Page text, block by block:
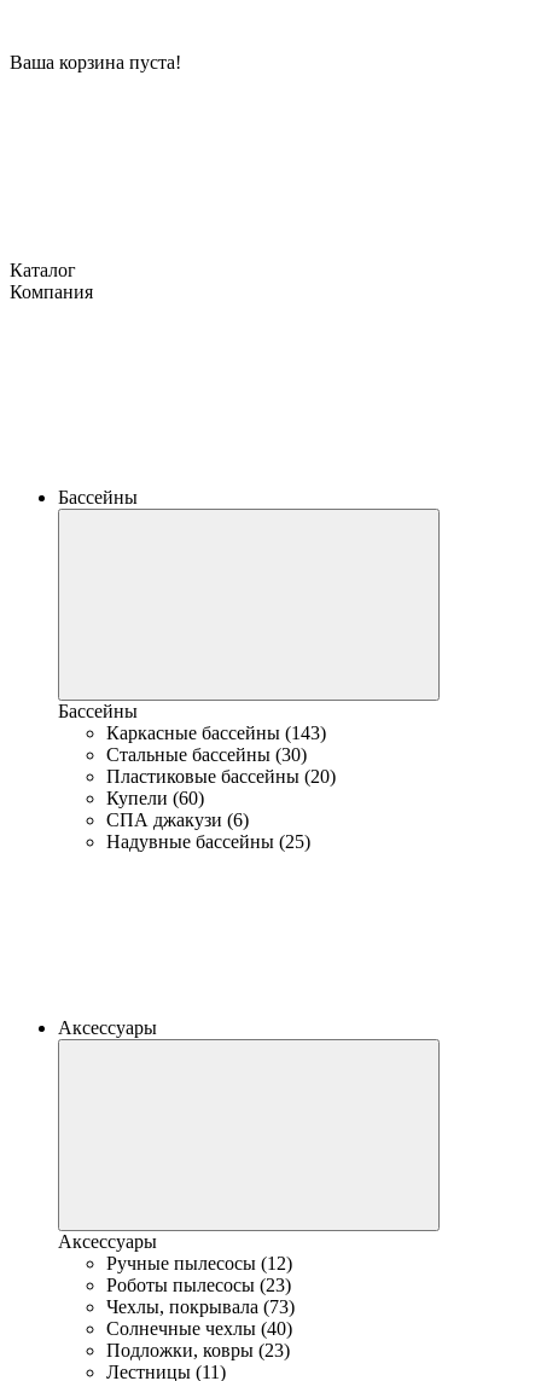
Ваша корзина пуста!
Каталог
Компания
Бассейны
Бассейны
Каркасные бассейны (143)
Стальные бассейны (30)
Пластиковые бассейны (20)
Купели (60)
СПА джакузи (6)
Надувные бассейны (25)
Аксессуары
Аксессуары
Ручные пылесосы (12)
Роботы пылесосы (23)
Чехлы, покрывала (73)
Солнечные чехлы (40)
Подложки, ковры (23)
Лестницы (11)